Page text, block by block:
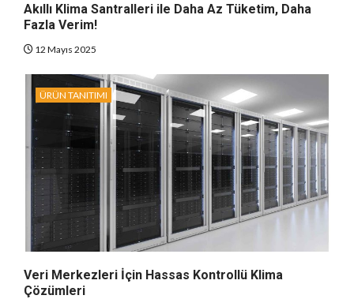
Akıllı Klima Santralleri ile Daha Az Tüketim, Daha
Fazla Verim!
12 Mayıs 2025
ÜRÜN TANITIMI
Veri Merkezleri İçin Hassas Kontrollü Klima
Çözümleri